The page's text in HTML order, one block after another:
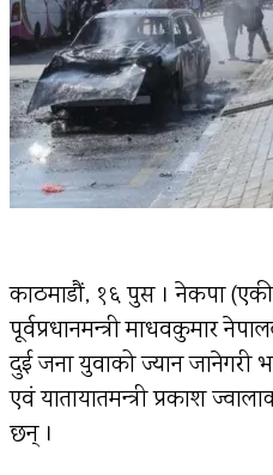
काठमाडौं, १६ पुस । नेकपा
पूर्वप्रधानमन्त्री माधवकुमार
दुई जना युवाको ज्यान जानेगरी
एवं यातायातमन्त्री प्रकाश
छन् ।